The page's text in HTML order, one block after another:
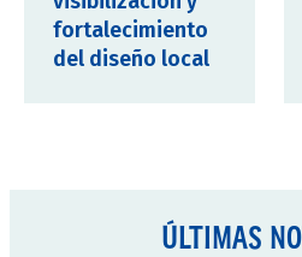
fortalecimiento
del diseño local
ÚLTIMAS